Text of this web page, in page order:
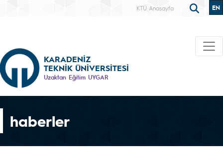
KTÜ Anasayfa EN
KARADENİZ
TEKNİK ÜNİVERSİTESİ
Uzaktan Eğitim UYGAR
haberler